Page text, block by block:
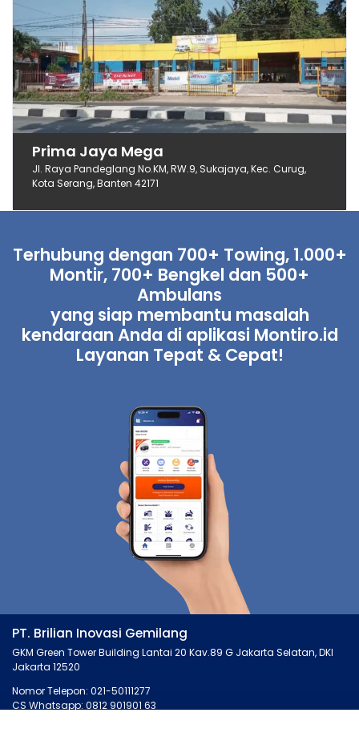
Prima Jaya Mega
Jl. Raya Pandeglang No.KM, RW.9, Sukajaya, Kec. Curug,
Kota Serang, Banten 42171
Terhubung dengan 700+ Towing, 1.000+
Montir, 700+ Bengkel dan 500+
Ambulans
yang siap membantu masalah
kendaraan Anda di aplikasi Montiro.id
Layanan Tepat & Cepat!
PT. Brilian Inovasi Gemilang
GKM Green Tower Building Lantai 20 Kav.89 G Jakarta Selatan, DKI
Jakarta 12520
Nomor Telepon: 021-50111277
CS Whatsapp: 0812 901901 63